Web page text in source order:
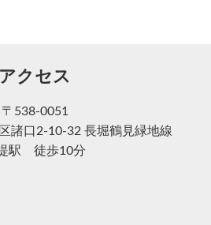
アクセス
〒538-0051
諸口2-10-32 長堀鶴見緑地線
駅 徒歩10分